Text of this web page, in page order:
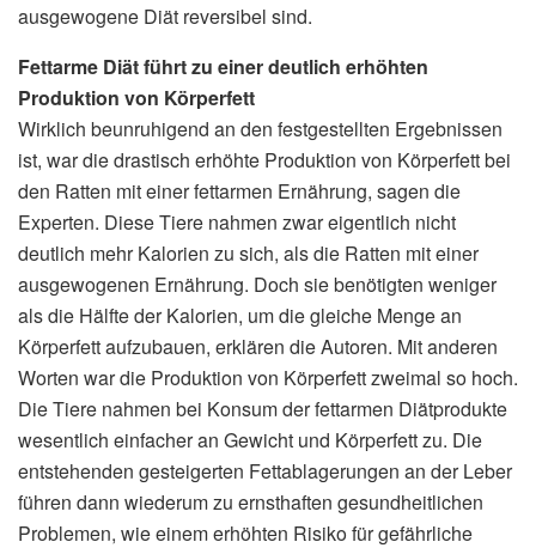
ausgewogene Diät reversibel sind.
Fettarme Diät führt zu einer deutlich erhöhten
Produktion von Körperfett
Wirklich beunruhigend an den festgestellten Ergebnissen
ist, war die drastisch erhöhte Produktion von Körperfett bei
den Ratten mit einer fettarmen Ernährung, sagen die
Experten. Diese Tiere nahmen zwar eigentlich nicht
deutlich mehr Kalorien zu sich, als die Ratten mit einer
ausgewogenen Ernährung. Doch sie benötigten weniger
als die Hälfte der Kalorien, um die gleiche Menge an
Körperfett aufzubauen, erklären die Autoren. Mit anderen
Worten war die Produktion von Körperfett zweimal so hoch.
Die Tiere nahmen bei Konsum der fettarmen Diätprodukte
wesentlich einfacher an Gewicht und Körperfett zu. Die
entstehenden gesteigerten Fettablagerungen an der Leber
führen dann wiederum zu ernsthaften gesundheitlichen
Problemen, wie einem erhöhten Risiko für gefährliche